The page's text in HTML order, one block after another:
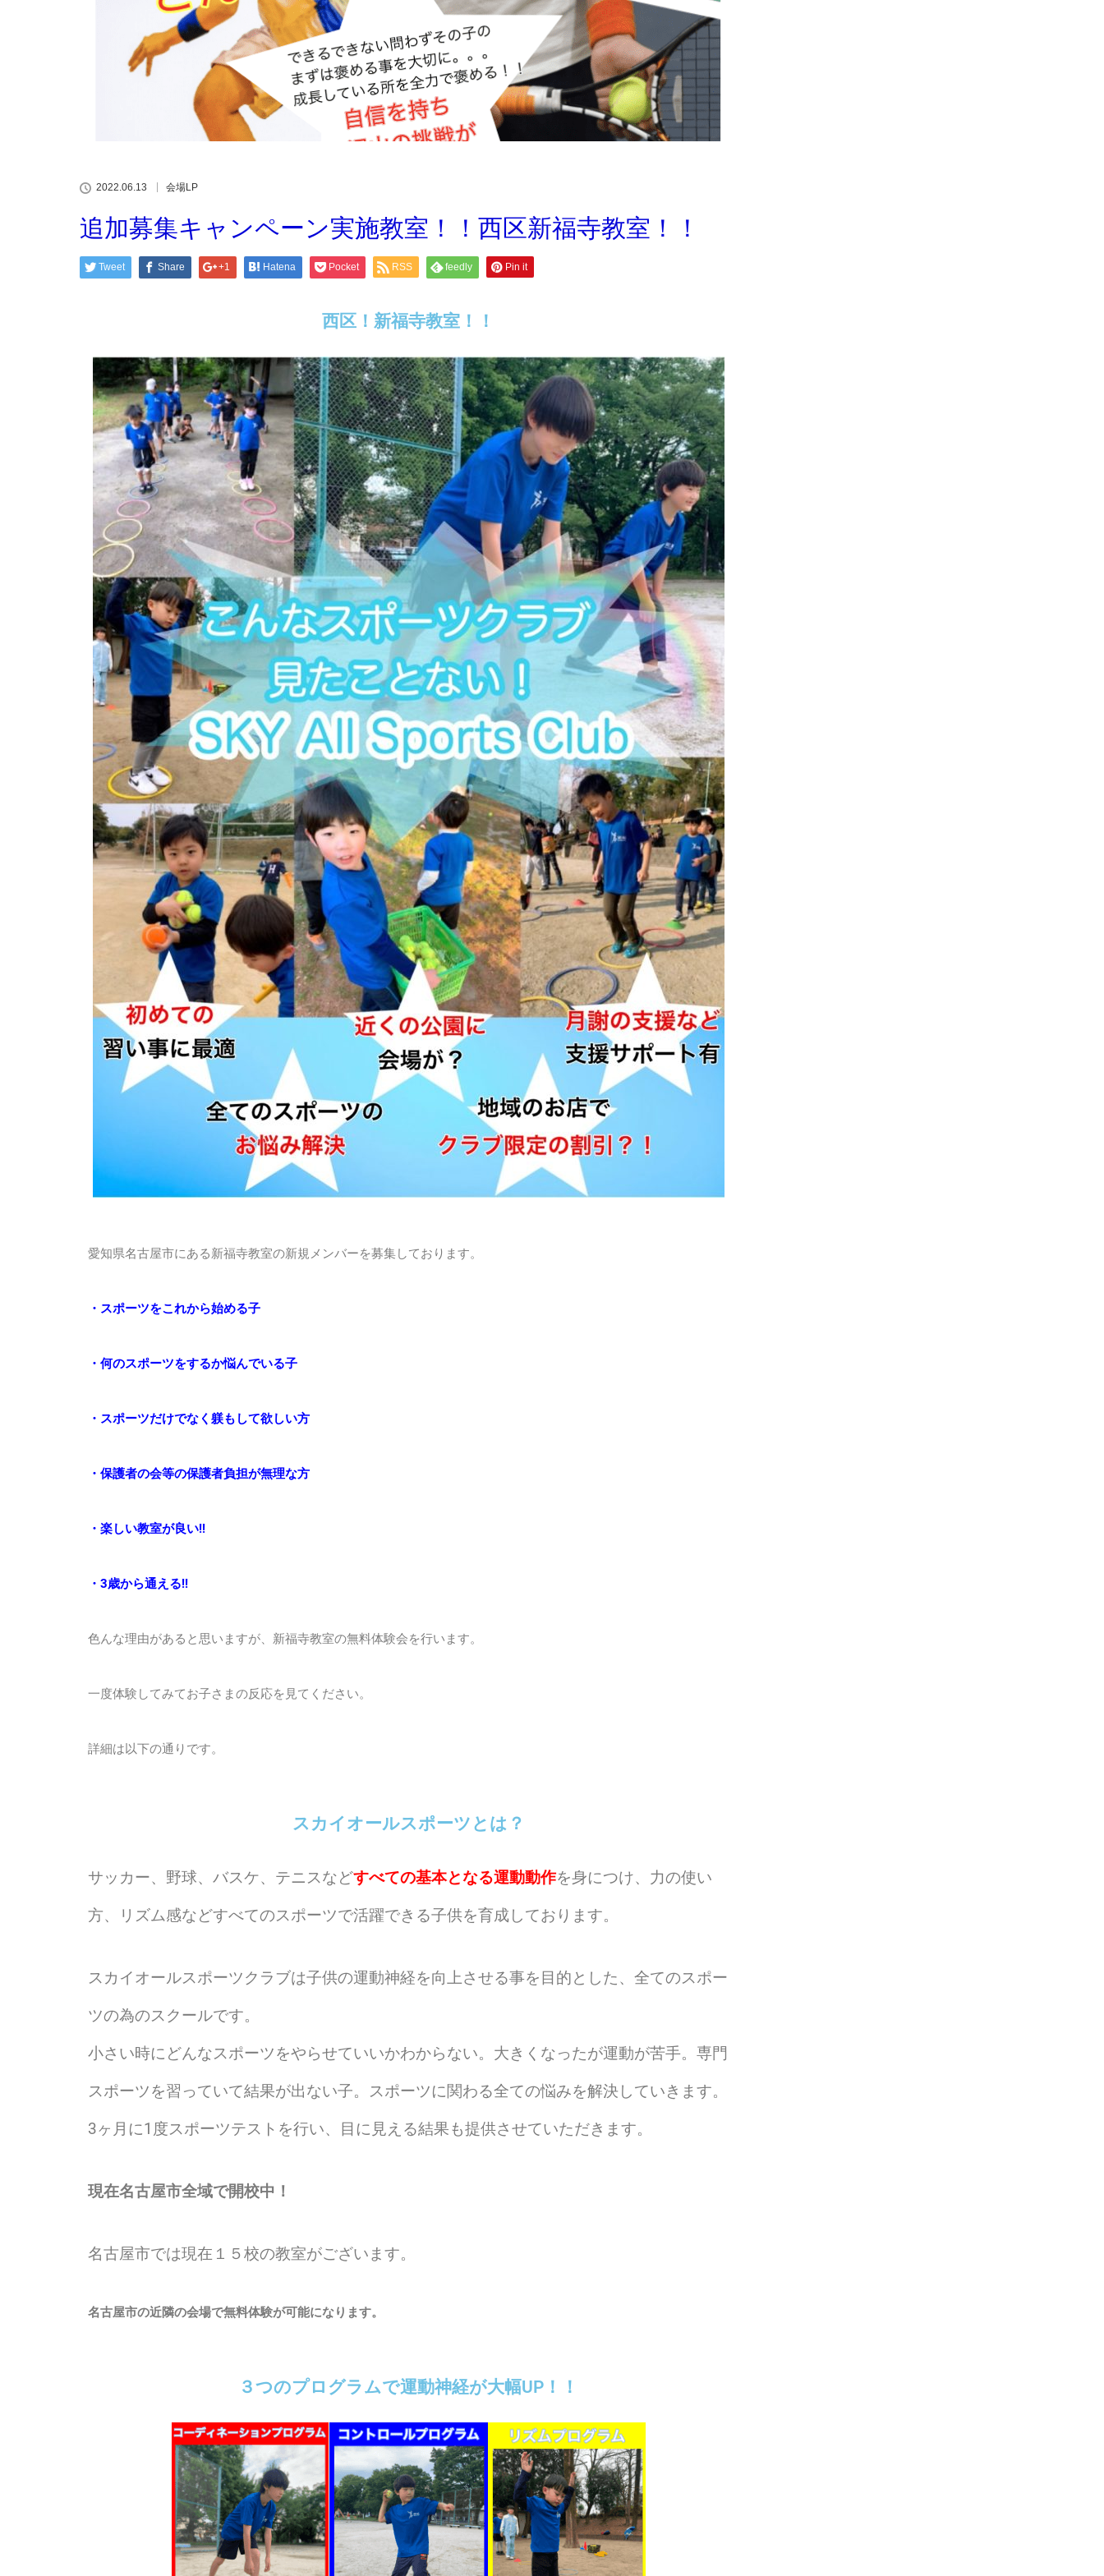
2022.06.13 会場LP
追加募集キャンペーン実施教室！！西区新福寺教室！！
Tweet Share +1 Hatena Pocket RSS feedly Pin it
西区！新福寺教室！！
愛知県名古屋市にある新福寺教室の新規メンバーを募集しております。
・スポーツをこれから始める子
・何のスポーツをするか悩んでいる子
・スポーツだけでなく躾もして欲しい方
・保護者の会等の保護者負担が無理な方
・楽しい教室が良い!!
・3歳から通える!!
色んな理由があると思いますが、新福寺教室の無料体験会を行います。
一度体験してみてお子さまの反応を見てください。
詳細は以下の通りです。
スカイオールスポーツとは？
サッカー、野球、バスケ、テニスなどすべての基本となる運動動作を身につけ、力の使い
方、リズム感などすべてのスポーツで活躍できる子供を育成しております。
スカイオールスポーツクラブは子供の運動神経を向上させる事を目的とした、全てのスポー
ツの為のスクールです。
小さい時にどんなスポーツをやらせていいかわからない。大きくなったが運動が苦手。専門
スポーツを習っていて結果が出ない子。スポーツに関わる全ての悩みを解決していきます。
3ヶ月に1 度スポーツテストを行い、目に見える結果も提供させていただきます。
現在名古屋市全域で開校中！
名古屋市では現在１５校の教室がございます。
名古屋市の近隣の会場で無料体験が可能になります。
３つのプログラムで運動神経が大幅UP！！